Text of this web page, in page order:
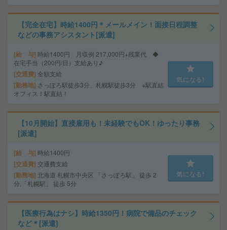
【完全在宅】時給1400円＊メールメイン！面接日程調整
などの事務アシスタント[派遣]
給 与 時給1400円 月収例 217,000円+残業代 ◆
在宅手当（200円/日）支給あり♪
交通費 全額支給
勤務地 さっぽろ駅徒歩3分、札幌駅徒歩3分 ※駅直結
オフィス！駅直結！
気になる!
【10月開始】直接雇用も！未経験でもOK！ゆったり事務
[派遣]
給 与 時給1400円
交通費 交通費支給
勤務地 北海道 札幌市中央区 「さっぽろ駅」 徒歩 2
分,「札幌駅」 徒歩 5分
気になる!
【医療行為はナシ】時給1350円！病院で備品のチェック
など＊[派遣]